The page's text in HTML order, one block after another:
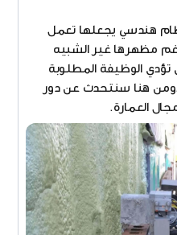
هندسي يجعلها تعمل
رغم مظهرها غير الشبيه
تؤدي الوظيفة المطلوبة
هنا سنتحدث عن دور
العمارة.